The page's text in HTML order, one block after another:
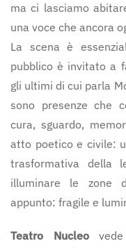
ma ci lasciamo
una voce che ancora
La scena è
pubblico è invitato a
gli ultimi di cui parla
sono presenze che
cura, sguardo,
atto poetico e civile:
trasformativa della
illuminare le zone
appunto: fragile e
Teatro Nucleovede